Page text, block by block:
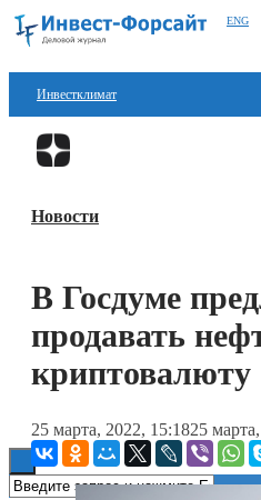
ENG
Инвестклимат
Финансы
Блокчейн
Новости
В Госдуме
продавать
криптовалюту
25 марта, 2022, 15:1825